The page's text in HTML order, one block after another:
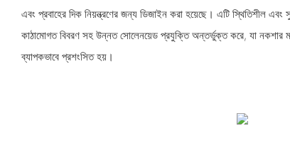
এবং প্রবাহের দিক নিয়ন্ত্রণের জন্য ডিজাইন করা হয়েছে। এটি স্থিতিশীল এবং
কাঠামোগত বিবরণ সহ উন্নত সোলেনয়েড প্রযুক্তি অন্তর্ভুক্ত করে, যা নকশার
ব্যাপকভাবে প্রশংসিত হয়।